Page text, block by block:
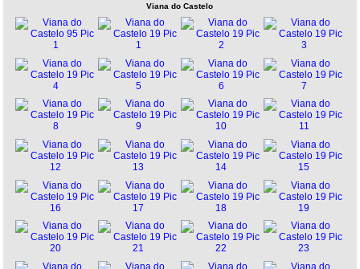
Viana do Castelo